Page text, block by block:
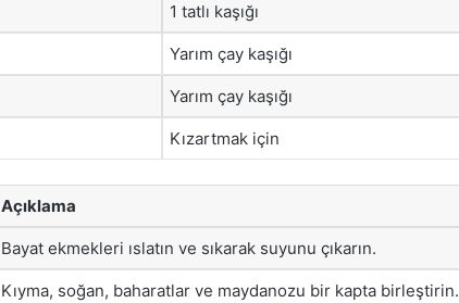
1 tatlı kaşığı
Yarım çay kaşığı
Yarım çay kaşığı
Kızartmak için
Açıklama
Bayat ekmekleri ıslatın ve sıkarak suyunu çıkarın.
Kıyma, soğan, baharatlar ve maydanozu bir kapta birleştirin.